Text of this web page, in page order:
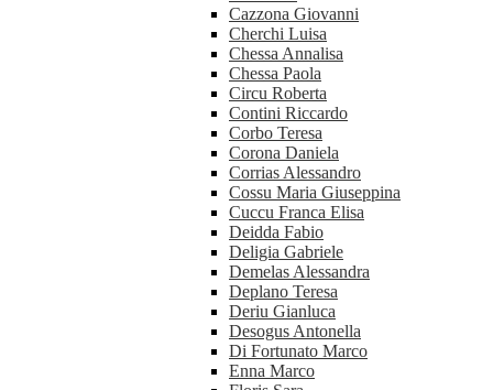
Cazzona Giovanni
Cherchi Luisa
Chessa Annalisa
Chessa Paola
Circu Roberta
Contini Riccardo
Corbo Teresa
Corona Daniela
Corrias Alessandro
Cossu Maria Giuseppina
Cuccu Franca Elisa
Deidda Fabio
Deligia Gabriele
Demelas Alessandra
Deplano Teresa
Deriu Gianluca
Desogus Antonella
Di Fortunato Marco
Enna Marco